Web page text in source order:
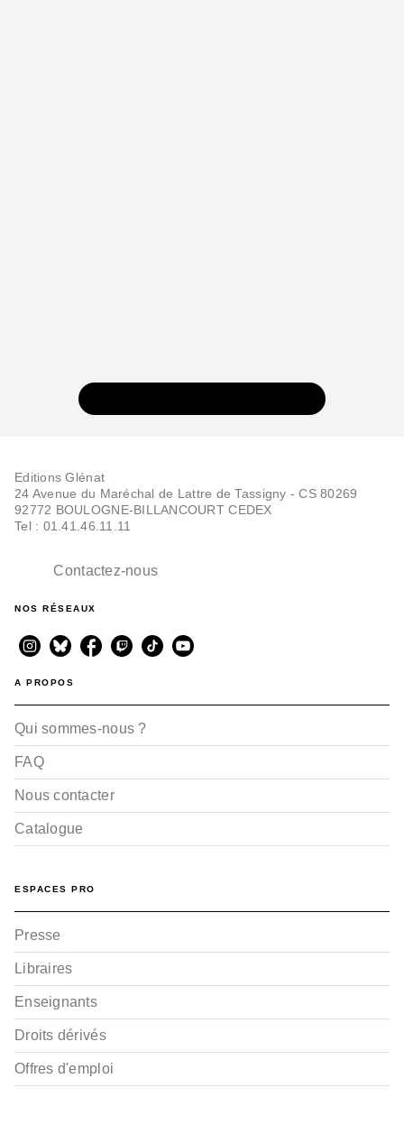
Editions Glénat
24 Avenue du Maréchal de Lattre de Tassigny - CS 80269
92772 BOULOGNE-BILLANCOURT CEDEX
Tel : 01.41.46.11.11
Contactez-nous
NOS RÉSEAUX
A PROPOS
Qui sommes-nous ?
FAQ
Nous contacter
Catalogue
ESPACES PRO
Presse
Libraires
Enseignants
Droits dérivés
Offres d'emploi